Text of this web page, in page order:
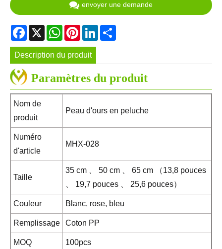
envoyer une demande
Facebook
X WhatsApp
PinterestLinkedIn
Description du produit
Paramètres du produit
Nom de
produit
Peau d'ours en peluche
Numéro
d'article
MHX-028
Taille
35 cm 、 50 cm 、 65 cm （13,8 pouces
、 19,7 pouces 、 25,6 pouces）
Couleur Blanc, rose, bleu
Remplissage Coton PP
MOQ 100pcs